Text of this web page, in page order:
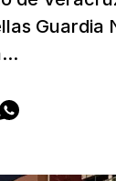
Guardia